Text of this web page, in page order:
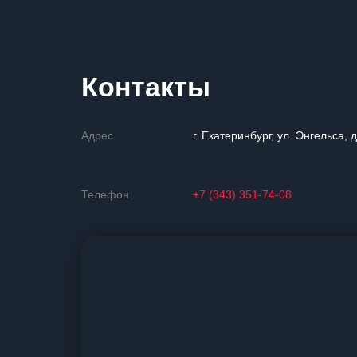
Контакты
Адрес г. Екатеринбург, ул. Энгельса,
Телефон +7 (343) 351-74-08